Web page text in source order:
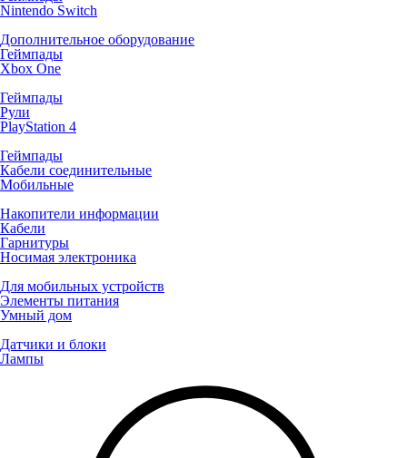
Nintendo Switch
Дополнительное оборудование
Геймпады
Xbox One
Геймпады
Рули
PlayStation 4
Геймпады
Кабели соединительные
Мобильные
Накопители информации
Кабели
Гарнитуры
Носимая электроника
Для мобильных устройств
Элементы питания
Умный дом
Датчики и блоки
Лампы